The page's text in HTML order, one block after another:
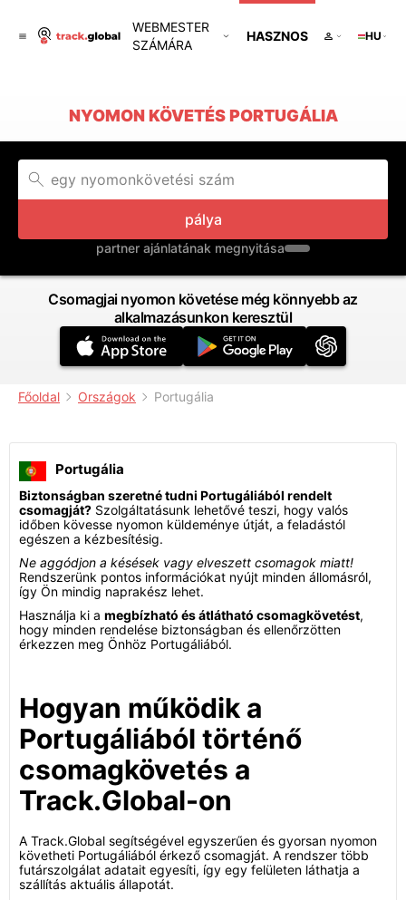
WEBMESTER
SZÁMÁRA
HASZNOS HU
NYOMON KÖVETÉS PORTUGÁLIA
pálya
partner ajánlatának megnyitása
Csomagjai nyomon követése még könnyebb az
alkalmazásunkon keresztül
Főoldal Országok Portugália
Portugália
Biztonságban szeretné tudni Portugáliából rendelt
csomagját? Szolgáltatásunk lehetővé teszi, hogy valós
időben kövesse nyomon küldeménye útját, a feladástól
egészen a kézbesítésig.
Ne aggódjon a késések vagy elveszett csomagok miatt!
Rendszerünk pontos információkat nyújt minden állomásról,
így Ön mindig naprakész lehet.
Használja ki a megbízható és átlátható csomagkövetést,
hogy minden rendelése biztonságban és ellenőrzötten
érkezzen meg Önhöz Portugáliából.
Hogyan működik a
Portugáliából történő
csomagkövetés a
Track.Global-on
A Track.Global segítségével egyszerűen és gyorsan nyomon
követheti Portugáliából érkező csomagját. A rendszer több
futárszolgálat adatait egyesíti, így egy felületen láthatja a
szállítás aktuális állapotát.